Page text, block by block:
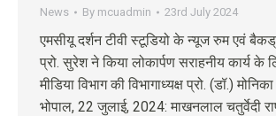
News By mcuadmin 23rd July 2024
एमसीयू दर्शन टीवी स्टूडियो के न्यूज रुम एवं
प्रो. सुरेश ने किया लोकार्पण सराहनीय कार्य के
मीडिया विभाग की विभागाध्यक्ष प्रो. (डॉ.)
भोपाल, 22 जुलाई, 2024: माखनलाल चतुर्वेदी